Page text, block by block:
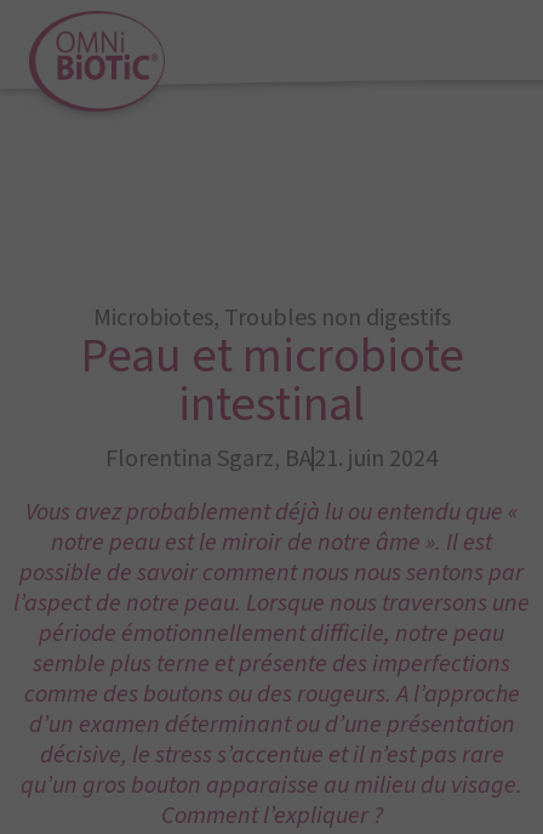
Microbiotes, Troubles non digestifs
Peau et microbiote
intestinal
Florentina Sgarz, BA21. juin 2024
Vous avez probablement déjà lu ou entendu que «
notre peau est le miroir de notre âme ». Il est
possible de savoir comment nous nous sentons par
l’aspect de notre peau. Lorsque nous traversons une
période émotionnellement difficile, notre peau
semble plus terne et présente des imperfections
comme des boutons ou des rougeurs. A l’approche
d’un examen déterminant ou d’une présentation
décisive, le stress s’accentue et il n’est pas rare
qu’un gros bouton apparaisse au milieu du visage.
Comment l’expliquer ?